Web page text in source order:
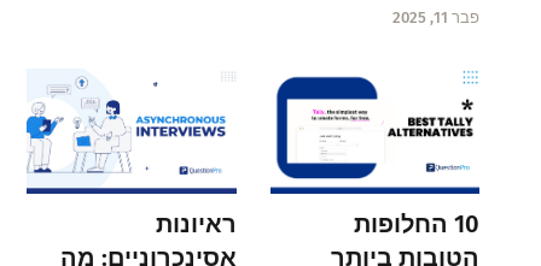
פבר 11, 2025
10 החלופות
הטובות ביותר
ראיונות
אסינכרוניים: מה